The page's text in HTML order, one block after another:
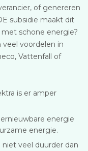
of genereren
subsidie maakt dit
schone energie?
voordelen in
Vattenfall of
is er amper
energie
energie.
veel duurder dan